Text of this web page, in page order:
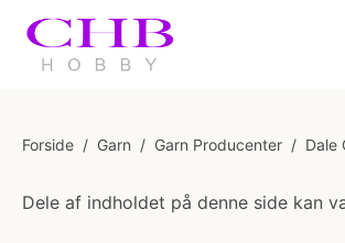
Forside / Garn / Garn Producenter / Dale
Dele af indholdet på denne side kan